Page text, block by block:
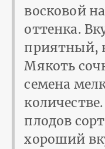
восковой
оттенка.
приятный,
Мякоть
семена
плодов
хороший